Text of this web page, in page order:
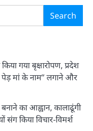
Search
गया बृक्षारोपण, प्रदेश
पेड़ मां के नाम” लगाने और
का आह्वान, कालाढूंगी
संग किया विचार-विमर्श